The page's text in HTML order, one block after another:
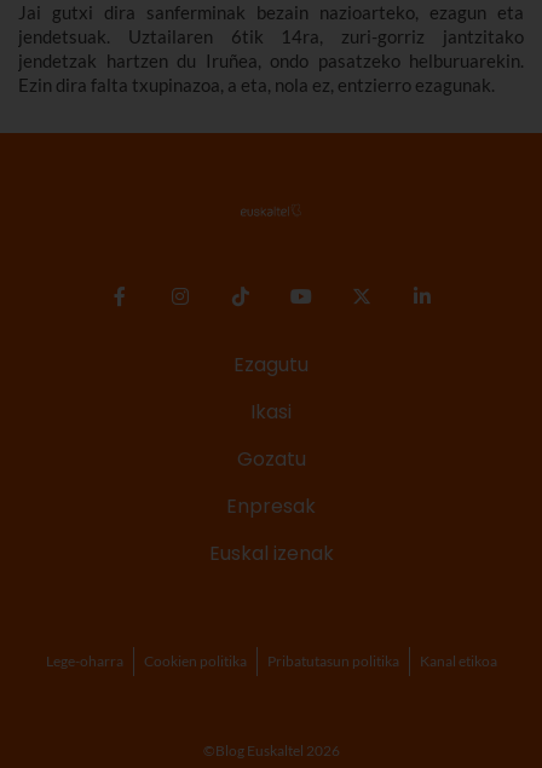
Jai gutxi dira sanferminak bezain nazioarteko, ezagun eta
jendetsuak. Uztailaren 6tik 14ra, zuri-gorriz jantzitako
jendetzak hartzen du Iruñea, ondo pasatzeko helburuarekin.
Ezin dira falta txupinazoa, a eta, nola ez, entzierro ezagunak.
Ezagutu
Ikasi
Gozatu
Enpresak
Euskal izenak
Lege-oharra Cookien politika Pribatutasun politika Kanal etikoa
©Blog Euskaltel 2026